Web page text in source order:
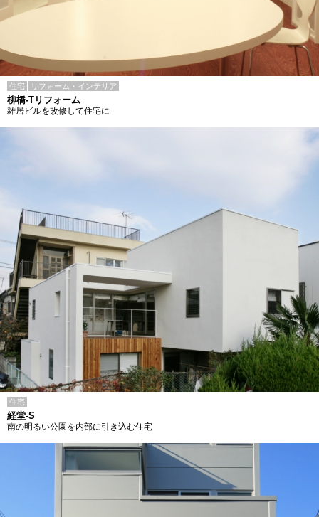
住宅 リフォーム・インテリア
柳橋-Tリフォーム
雑居ビルを改修して住宅に
住宅
経堂-S
南の明るい公園を内部に引き込む住宅